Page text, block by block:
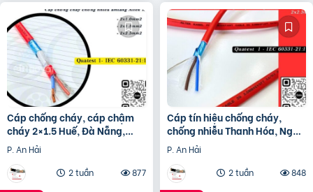
Cáp chống cháy, cáp chậm
cháy 2×1.5 Huế, Ðà Nẵng,
Quảng Nam, Quảng Ngãi,
Bình Ðịnh
P. An Hải
2 tuần
877
Cáp tín hiệu chống cháy,
chống nhiễu Thanh Hóa, Nghệ
An, Hà Tĩnh, Quảng Bình,
Quảng Trị
P. An Hải
2 tuần
848